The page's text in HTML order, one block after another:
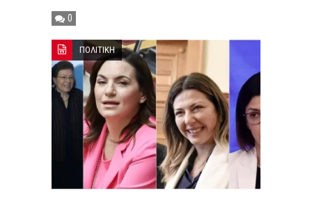
0
ΠΟΛΙΤΙΚΗ